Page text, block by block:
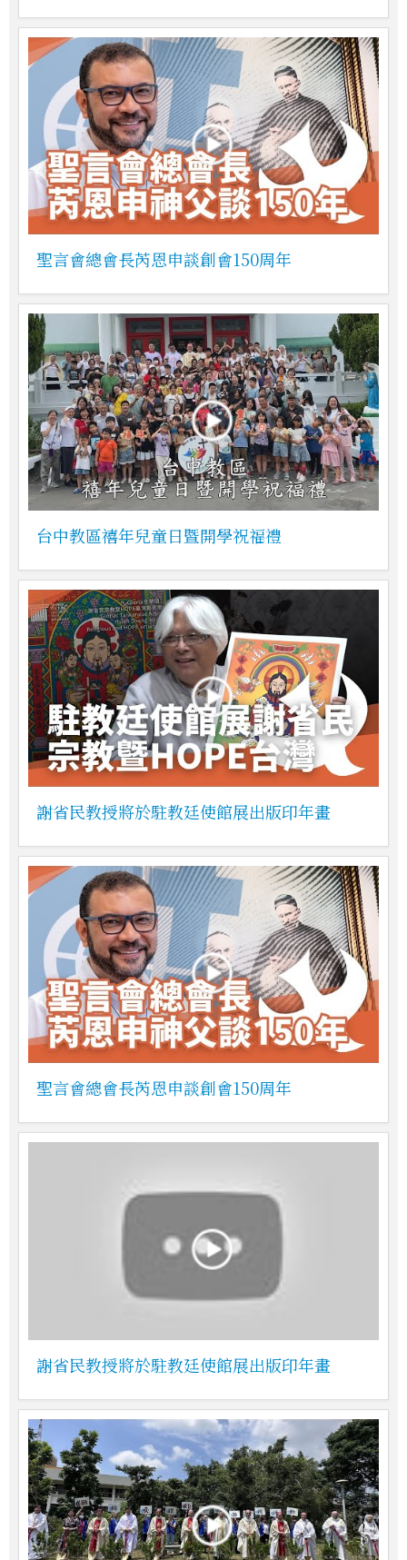
聖言會總會長芮恩申談創會150周年
台中教區禧年兒童日暨開學祝福禮
謝省民教授將於駐教廷使館展出版印年畫
聖言會總會長芮恩申談創會150周年
謝省民教授將於駐教廷使館展出版印年畫